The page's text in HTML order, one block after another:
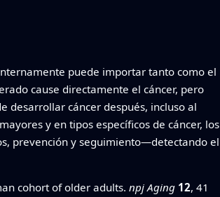
puede importar tanto como el
cause directamente el cáncer, pero
desarrollar cáncer después, incluso al
y en tipos específicos de cáncer, los
prevención y seguimiento—detectando el
cohort of older adults. npj Aging 12, 41